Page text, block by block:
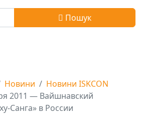
Пошук
Новини
Новини ISKCON
2011 — Вайшнавский
Санга» в России